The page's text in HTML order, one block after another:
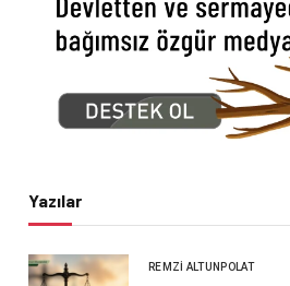
Yazılar
REMZI ALTUNPOLAT